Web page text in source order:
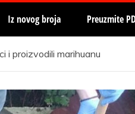
Iz novog broja Preuzmite
i proizvodili marihuanu